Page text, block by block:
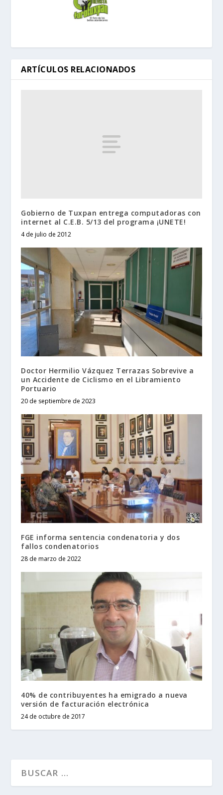
ARTÍCULOS RELACIONADOS
Gobierno de Tuxpan entrega computadoras con
internet al C.E.B. 5/13 del programa ¡UNETE!
4 de julio de 2012
Doctor Hermilio Vázquez Terrazas Sobrevive a
un Accidente de Ciclismo en el Libramiento
Portuario
20 de septiembre de 2023
FGE informa sentencia condenatoria y dos
fallos condenatorios
28 de marzo de 2022
40% de contribuyentes ha emigrado a nueva
versión de facturación electrónica
24 de octubre de 2017